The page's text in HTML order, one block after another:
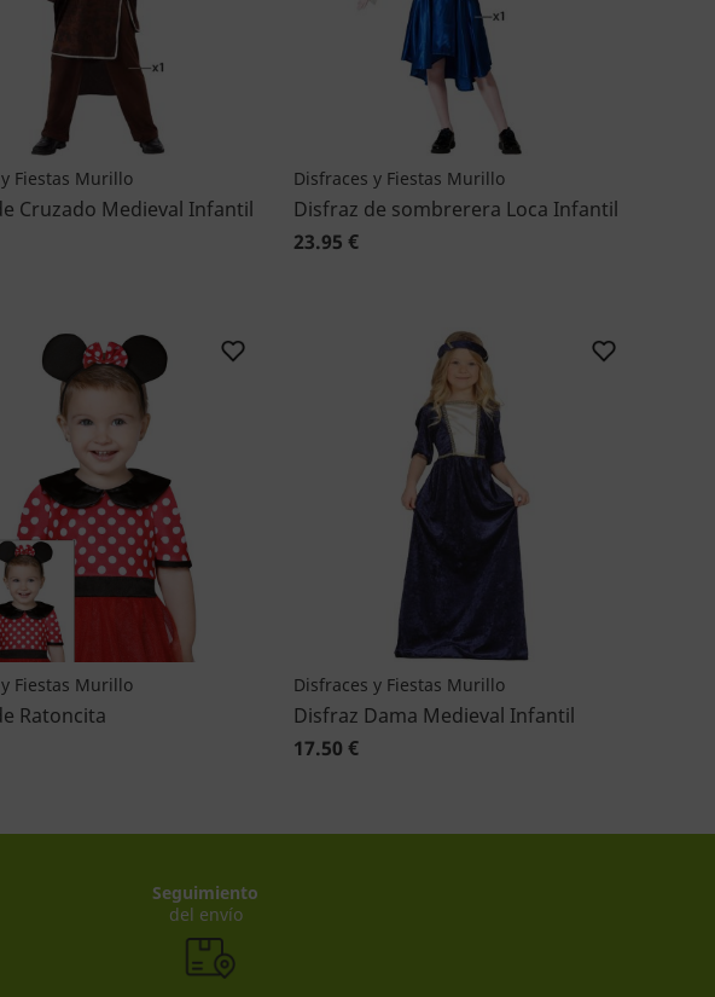
Fiestas Murillo
Cruzado Medieval Infantil
Disfraces y Fiestas Murillo
Disfraz de sombrerera Loca Infantil
23.95 €
Fiestas Murillo
Ratoncita
Disfraces y Fiestas Murillo
Disfraz Dama Medieval Infantil
17.50 €
Seguimiento
del envío